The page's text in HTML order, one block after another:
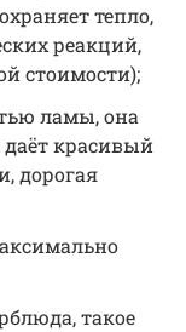
тепло,
реакций,
стоимости);
ламы, она
даёт красивый
дорогая
такое